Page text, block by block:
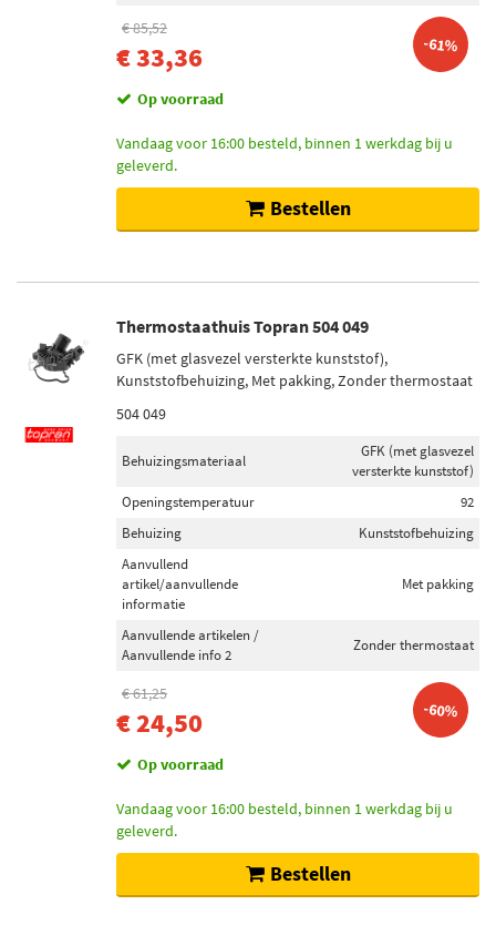
€ 85,52
€ 33,36 -61%
Op voorraad
Vandaag voor 16:00 besteld, binnen 1 werkdag bij u
geleverd.
Bestellen
Thermostaathuis Topran 504 049
GFK (met glasvezel versterkte kunststof),
Kunststofbehuizing, Met pakking, Zonder thermostaat
504 049
Behuizingsmateriaal
GFK (met glasvezel
versterkte kunststof)
Openingstemperatuur
92
Behuizing
Kunststofbehuizing
Aanvullend
artikel/aanvullende
informatie
Met pakking
Aanvullende artikelen /
Aanvullende info 2
Zonder thermostaat
€ 61,25
€ 24,50 -60%
Op voorraad
Vandaag voor 16:00 besteld, binnen 1 werkdag bij u
geleverd.
Bestellen